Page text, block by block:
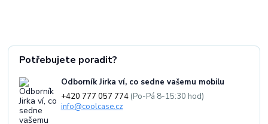
Potřebujete poradit?
Odborník Jirka ví, co sedne vašemu mobilu
+420 777 057 774 (Po-Pá 8-15:30 hod)
info@coolcase.cz